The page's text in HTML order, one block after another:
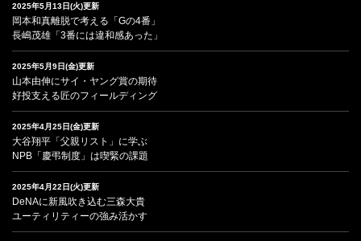
2025年5月13日(火)更新
岡本和真離脱で考える「Gの4番」
長嶋茂雄「3番には違和感あった」
2025年5月9日(金)更新
山本由伸にサイ・ヤング賞の期待
好投支える匠のフィールディング
2025年4月25日(金)更新
大谷翔平「父親リスト」に学ぶ
NPB「慶弔制度」は喫緊の課題
2025年4月22日(火)更新
DeNAに新風吹き込む三森大貴
ユーティリティーの強み活かす